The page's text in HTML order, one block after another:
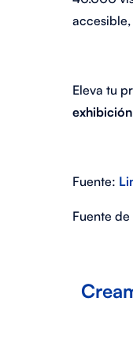
Eleva tu
Fuente:
Fuente